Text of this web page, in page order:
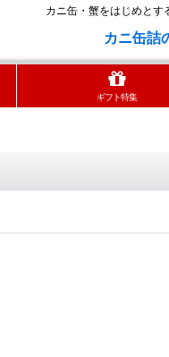
カニ缶・蟹をはじめとす
カニ缶詰
ギフト特集